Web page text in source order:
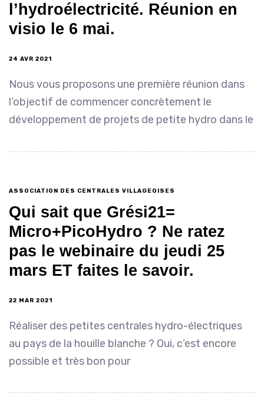
l’hydroélectricité. Réunion en
visio le 6 mai.
24 AVR 2021
Nous vous proposons une première réunion dans
l’objectif de commencer concrètement le
développement de projets de petite hydro dans le
ASSOCIATION DES CENTRALES VILLAGEOISES
Qui sait que Grési21=
Micro+PicoHydro ? Ne ratez
pas le webinaire du jeudi 25
mars ET faites le savoir.
22 MAR 2021
Réaliser des petites centrales hydro-électriques
au pays de la houille blanche ? Oui, c’est encore
possible et très bon pour